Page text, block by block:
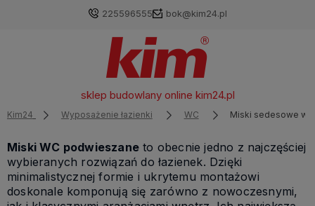
225596555 bok@kim24.pl
sklep budowlany online kim24.pl
Kim24 Wyposażenie łazienki WC Miski sedesowe
Miski WC podwieszane to obecnie jedno z najczęściej
wybieranych rozwiązań do łazienek. Dzięki
minimalistycznej formie i ukrytemu montażowi
doskonale komponują się zarówno z nowoczesnymi,